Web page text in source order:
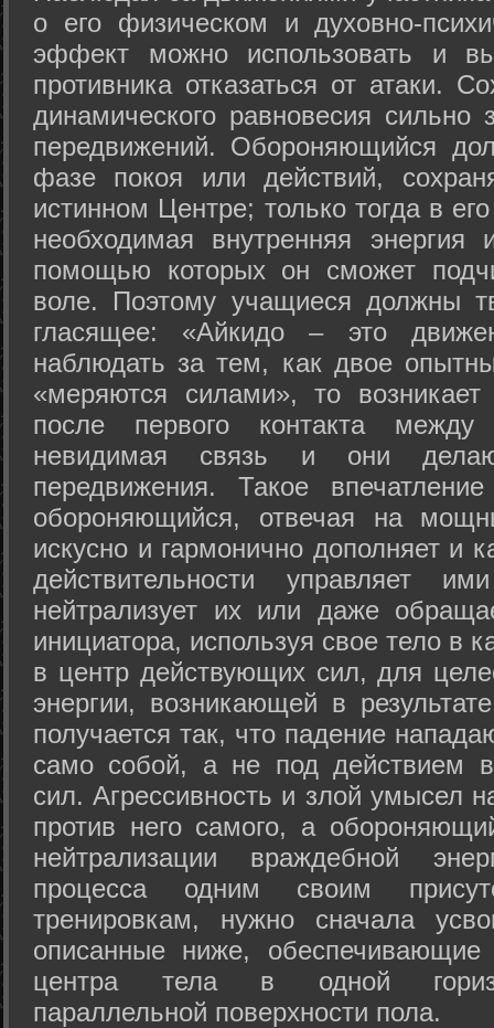
о его физическом и духовно-
эффект можно использовать и
противника отказаться от атаки.
динамического равновесия сильно
передвижений. Обороняющийся
фазе покоя или действий,
истинном Центре; только тогда в
необходимая внутренняя
помощью которых он сможет
воле. Поэтому учащиеся должны
гласящее: «Айкидо – это
наблюдать за тем, как двое
«меряются силами», то возникает
после первого контакта
невидимая связь и они
передвижения. Такое
обороняющийся, отвечая на
искусно и гармонично дополняет и
действительности управляет
нейтрализует их или даже
инициатора, используя свое тело в
в центр действующих сил, для
энергии, возникающей в
получается так, что падение
само собой, а не под действием
сил. Агрессивность и злой умысел
против него самого, а
нейтрализации враждебной
процесса одним своим
тренировкам, нужно сначала
описанные ниже, обеспечивающие
центра тела в одной
параллельной поверхности пола.